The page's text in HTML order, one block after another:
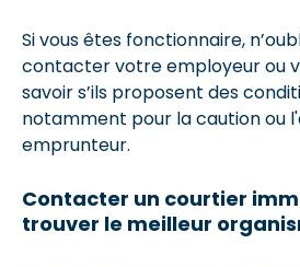
Si vous êtes fonctionnaire,
contacter votre employeur ou
savoir s’ils proposent des
notamment pour la caution ou
emprunteur.
Contacter un courtier
trouver le meilleur